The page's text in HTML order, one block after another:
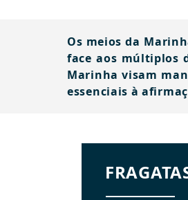
Os meios da
face aos múltiplos
Marinha visam
essenciais à